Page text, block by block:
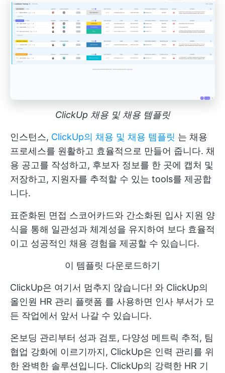
ClickUp 채용 및 채용 템플릿
인스턴스, ClickUp의 채용 및 채용 템플릿 는 채용
프로세스를 원활하고 효율적으로 만들어 줍니다. 채
용 공고를 작성하고, 후보자 정보를 한 곳에 캡처 및
저장하고, 지원자를 추적할 수 있는 tools를 제공합
니다.
표준화된 면접 스코어카드와 간소화된 입사 지원 양
식을 통해 일관성과 체계성을 유지하여 보다 효율적
이고 성공적인 채용 경험을 제공할 수 있습니다.
이 템플릿 다운로드하기
ClickUp은 여기서 멈추지 않습니다! 와 ClickUp의
올인원 HR 관리 플랫폼 를 사용하면 인사 부서가 모
든 작업에서 앞서 나갈 수 있습니다.
온보딩 관리부터 성과 검토, 다양성 메트릭 추적, 팀
협업 강화에 이르기까지, ClickUp은 인력 관리를 위
한 완벽한 솔루션입니다. ClickUp의 강력한 HR 기